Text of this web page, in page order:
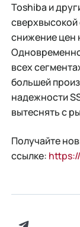
Toshiba и
снижение цен
всех
большей
надежности
вытеснять с
Получайте
ссылке: